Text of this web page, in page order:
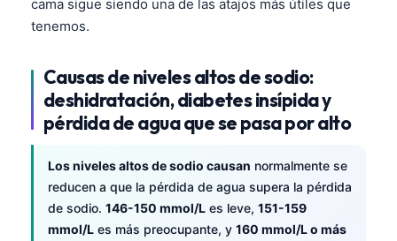
cama sigue siendo una de las atajos más útiles que
tenemos.
Causas de niveles altos de sodio:
deshidratación, diabetes insípida y
pérdida de agua que se pasa por alto
Los niveles altos de sodio causan normalmente se
reducen a que la pérdida de agua supera la pérdida
de sodio. 146-150 mmol/L es leve, 151-159
mmol/L es más preocupante, y 160 mmol/L o más